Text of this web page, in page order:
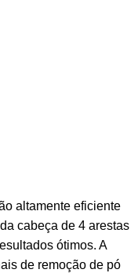
altamente eficiente
cabeça de 4 arestas
ótimos. A
de remoção de pó